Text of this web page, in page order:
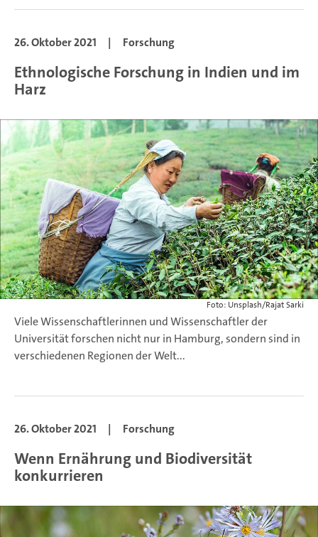
26. Oktober 2021 | Forschung
Ethnologische Forschung in Indien und im
Harz
Foto: Unsplash/Rajat Sarki
Viele Wissenschaftlerinnen und Wissenschaftler der
Universität forschen nicht nur in Hamburg, sondern sind in
verschiedenen Regionen der Welt...
26. Oktober 2021 | Forschung
Wenn Ernährung und Biodiversität
konkurrieren